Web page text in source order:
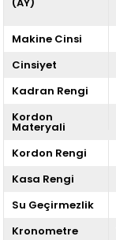
Makine Cinsi
Cinsiyet
Kadran Rengi
Kordon
Materyali
Kordon Rengi
Kasa Rengi
Su Geçirmezlik
Kronometre